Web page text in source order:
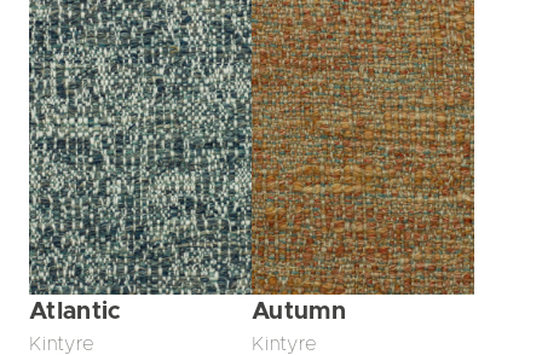
Atlantic
Kintyre
Autumn
Kintyre